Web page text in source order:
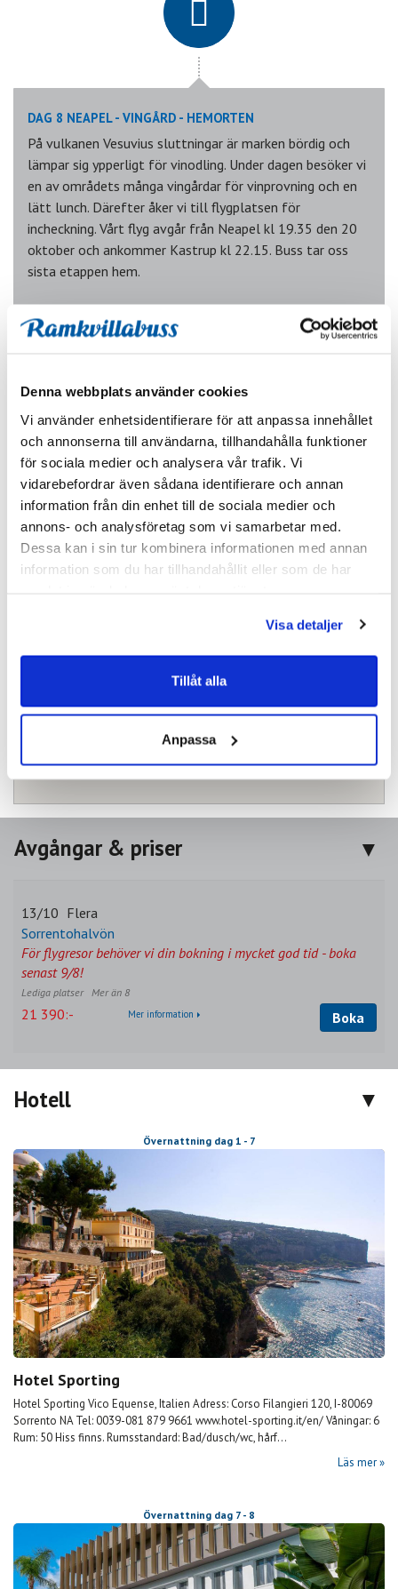
Denna webbplats använder cookies
Vi använder enhetsidentifierare för att anpassa innehållet
och annonserna till användarna, tillhandahålla funktioner
för sociala medier och analysera vår trafik. Vi
vidarebefordrar även sådana identifierare och annan
information från din enhet till de sociala medier och
annons- och analysföretag som vi samarbetar med.
Dessa kan i sin tur kombinera informationen med annan
information som du har tillhandahållit eller som de har
Visa detaljer
Tillåt alla
Anpassa
DAG 8 NEAPEL - VINGÅRD - HEMORTEN
På vulkanen Vesuvius sluttningar är marken bördig och
lämpar sig ypperligt för vinodling. Under dagen besöker vi
en av områdets många vingårdar för vinprovning och en
lätt lunch. Därefter åker vi till flygplatsen för
incheckning. Vårt flyg avgår från Neapel kl 19.35 den 20
oktober och ankommer Kastrup kl 22.15. Buss tar oss
sista etappen hem.
Med reservation för ändrade flygtider, som kan påverka
programmet.
Avgångs- och hemkomsttider
Karta
Avgångar & priser
13/10 Flera
Sorrentohalvön
För flygresor behöver vi din bokning i mycket god tid - boka
senast 9/8!
Mer än 8
21 390:- Boka
Mer information
Hotell
Övernattning dag 1 - 7
Hotel Sporting
Hotel Sporting Vico Equense, Italien Adress: Corso Filangieri 120, I-80069
Sorrento NA Tel: 0039-081 879 9661 www.hotel-sporting.it/en/ Våningar: 6
Rum: 50 Hiss finns. Rumsstandard: Bad/dusch/wc, hårf...
Läs mer
Övernattning dag 7 - 8